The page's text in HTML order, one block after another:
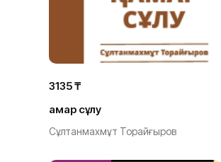
3135 ₸
Қамар сұлу
Сұлтанмахмұт Торайғыров